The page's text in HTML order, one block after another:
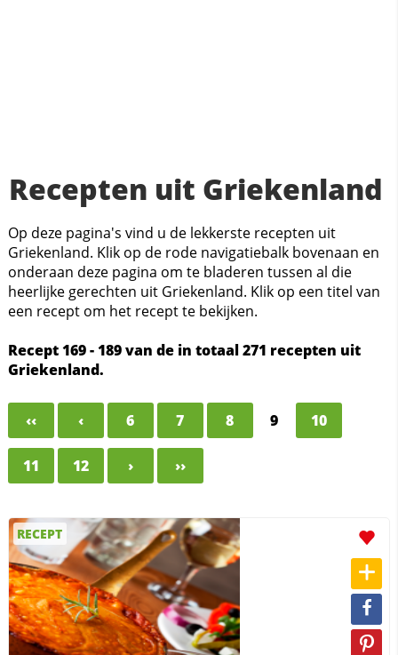
Recepten uit Griekenland
Op deze pagina's vind u de lekkerste recepten uit
Griekenland. Klik op de rode navigatiebalk bovenaan en
onderaan deze pagina om te bladeren tussen al die
heerlijke gerechten uit Griekenland. Klik op een titel van
een recept om het recept te bekijken.
Recept 169 - 189 van de in totaal 271 recepten uit
Griekenland.
‹‹ ‹ 6 7 8 9 10
11 12 › ››
RECEPT